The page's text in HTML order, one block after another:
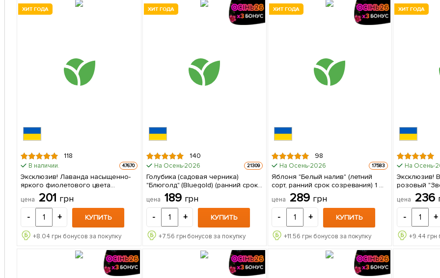
ХИТ ГОДА
118
В наличии. 47670
Эксклюзив! Лаванда насыщенно-
яркого фиолетового цвета
"Матильда" (Matilda) (премиальный,
вечнозеленый, морозостойкий
сорт) 1 саженец в упаковке
цена 201 грн
- + КУПИТЬ
+8.04 грн бонусов за покупку
ХИТ ГОДА
140
На Осень-2026 21309
Голубика (садовая черника)
"Блюголд" (Bluegold) (ранний срок
созревания, зимостойкий и
устойчивый к болезням сорт) 1
саженец в упаковке
цена 189 грн
- + КУПИТЬ
+7.56 грн бонусов за покупку
ХИТ ГОДА
98
На Осень-2026 17583
Яблоня "Белый налив" (летний
сорт, ранний срок созревания) 1 шт
в упаковке
цена 289 грн
- + КУПИТЬ
+11.56 грн бонусов за покупку
ХИТ ГОДА
На Осень-
Эксклюзив!
розовый
цена 236
- +
+9.44 грн